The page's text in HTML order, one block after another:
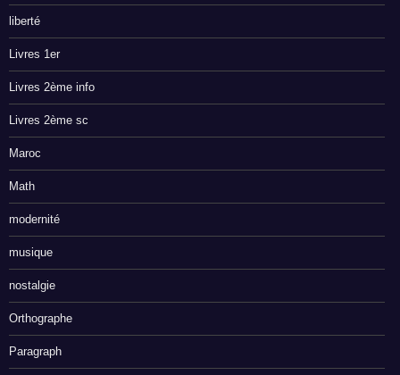
liberté
Livres 1er
Livres 2ème info
Livres 2ème sc
Maroc
Math
modernité
musique
nostalgie
Orthographe
Paragraph